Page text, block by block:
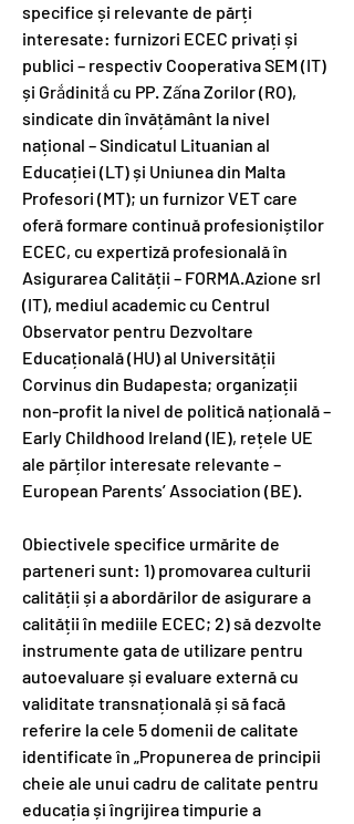
specifice și relevante de părți
interesate: furnizori ECEC privați și
publici – respectiv Cooperativa SEM (IT)
și Grắdinitắ cu PP. Zấna Zorilor (RO),
sindicate din învățământ la nivel
național – Sindicatul Lituanian al
Educației (LT) și Uniunea din Malta
Profesori (MT); un furnizor VET care
oferă formare continuă profesioniștilor
ECEC, cu expertiză profesională în
Asigurarea Calității – FORMA.Azione srl
(IT), mediul academic cu Centrul
Observator pentru Dezvoltare
Educațională (HU) al Universității
Corvinus din Budapesta; organizații
non-profit la nivel de politică națională –
Early Childhood Ireland (IE), rețele UE
ale părților interesate relevante –
European Parents’ Association (BE).
Obiectivele specifice urmărite de
parteneri sunt: 1) promovarea culturii
calității și a abordărilor de asigurare a
calității în mediile ECEC; 2) să dezvolte
instrumente gata de utilizare pentru
autoevaluare și evaluare externă cu
validitate transnațională și să facă
referire la cele 5 domenii de calitate
identificate în „Propunerea de principii
cheie ale unui cadru de calitate pentru
educația și îngrijirea timpurie a